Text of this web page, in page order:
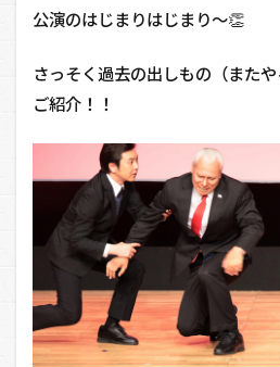
公演のはじまりはじまり～👏
さっそく過去の出しもの（また
ご紹介！！